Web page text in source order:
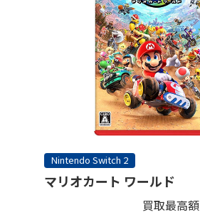
Nintendo Switch 2
マリオカート ワールド
買取最高額